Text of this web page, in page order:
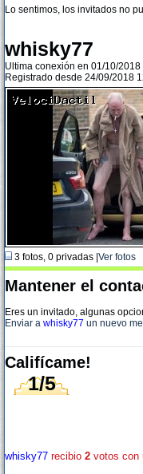
Lo sentimos, los invitados no
whisky77
Ultima conexión en 01/10/2018
Registrado desde 24/09/2018
3 fotos, 0 privadas | Ver fotos
Mantener el
Eres un invitado, algunas
Enviar a whisky77 un nuevo
Califícame!
1/5
whisky77 recibio 2 votos con